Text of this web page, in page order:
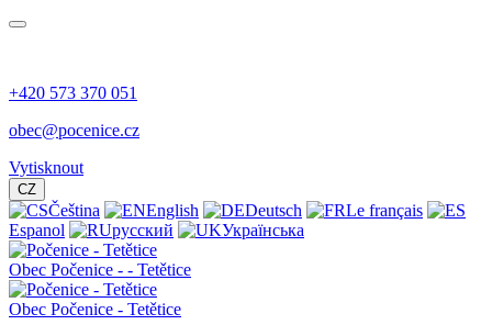
+420 573 370 051
obec@pocenice.cz
Vytisknout
CZ
Čeština English Deutsch
Le français
Espanol
русский Українська
Obec Počenice - - Tetětice
Obec Počenice - Tetětice